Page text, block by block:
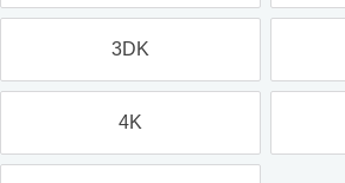
3DK
4K